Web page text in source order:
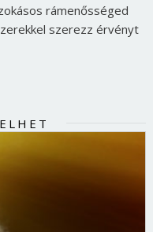
rámenősséged
szerezz érvényt